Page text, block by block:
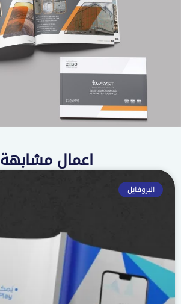
اعمال مشابهة
البروفايل